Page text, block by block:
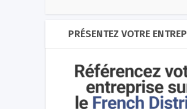
PRÉSENTEZ VOTRE